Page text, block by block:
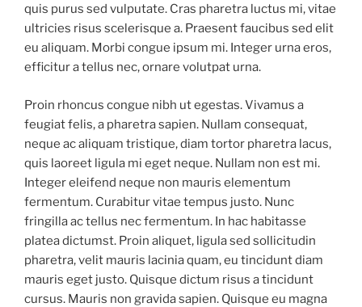
quis purus sed vulputate. Cras pharetra luctus mi, vitae
ultricies risus scelerisque a. Praesent faucibus sed elit
eu aliquam. Morbi congue ipsum mi. Integer urna eros,
efficitur a tellus nec, ornare volutpat urna.
Proin rhoncus congue nibh ut egestas. Vivamus a
feugiat felis, a pharetra sapien. Nullam consequat,
neque ac aliquam tristique, diam tortor pharetra lacus,
quis laoreet ligula mi eget neque. Nullam non est mi.
Integer eleifend neque non mauris elementum
fermentum. Curabitur vitae tempus justo. Nunc
fringilla ac tellus nec fermentum. In hac habitasse
platea dictumst. Proin aliquet, ligula sed sollicitudin
pharetra, velit mauris lacinia quam, eu tincidunt diam
mauris eget justo. Quisque dictum risus a tincidunt
cursus. Mauris non gravida sapien. Quisque eu magna